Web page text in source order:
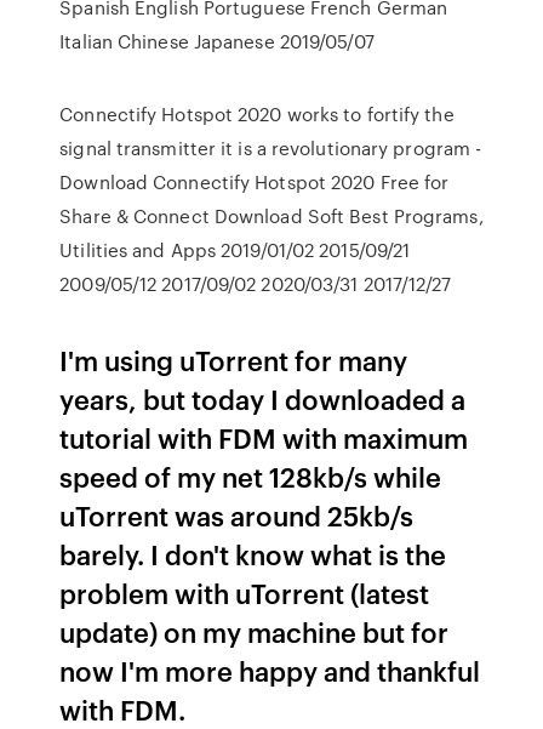
Spanish English Portuguese French German
Italian Chinese Japanese 2019/05/07
Connectify Hotspot 2020 works to fortify the
signal transmitter it is a revolutionary program -
Download Connectify Hotspot 2020 Free for
Share & Connect Download Soft Best Programs,
Utilities and Apps 2019/01/02 2015/09/21
2009/05/12 2017/09/02 2020/03/31 2017/12/27
I'm using uTorrent for many
years, but today I downloaded a
tutorial with FDM with maximum
speed of my net 128kb/s while
uTorrent was around 25kb/s
barely. I don't know what is the
problem with uTorrent (latest
update) on my machine but for
now I'm more happy and thankful
with FDM.